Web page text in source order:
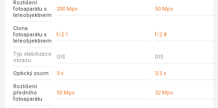
Rozlišení
fotoaparátu s
teleobjektivem
200 Mpx 50 Mpx
Clona
fotoaparátu s
teleobjektivem
f/2.1 f/2.8
Typ stabilizace
obrazu
OIS OIS
Optický zoom 3 x 3,5 x
Rozlišení
předního
fotoaparátu
50 Mpx 32 Mpx